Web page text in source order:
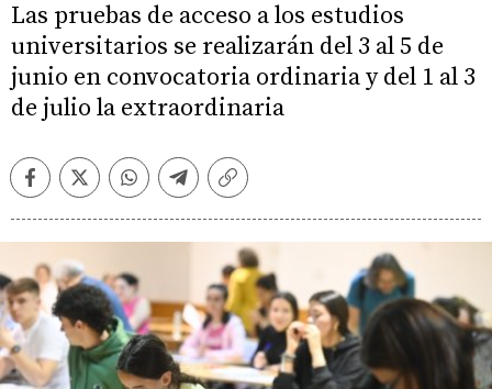
Las pruebas de acceso a los estudios
universitarios se realizarán del 3 al 5 de
junio en convocatoria ordinaria y del 1 al 3
de julio la extraordinaria
FacebookTwitterWhatsappTelegramCopiar